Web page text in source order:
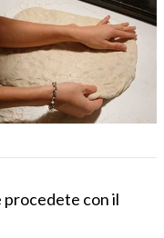
procedete con il